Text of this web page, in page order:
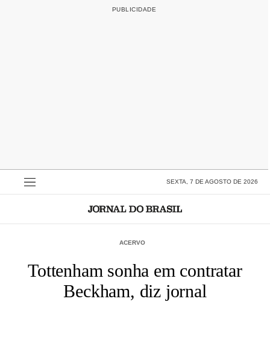
SEXTA, 7 DE AGOSTO DE 2026
ACERVO
Tottenham sonha em contratar
Beckham, diz jornal